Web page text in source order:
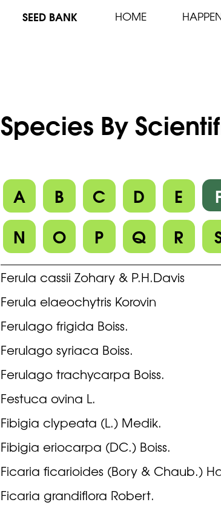
SEED BANK HOME
Species By
A B C D E
N
O P Q R
Ferula cassii Zohary & P.H.Davis
Ferula elaeochytris Korovin
Ferulago frigida Boiss.
Ferulago syriaca Boiss.
Ferulago trachycarpa Boiss.
Festuca ovina L.
Fibigia clypeata (L.) Medik.
Fibigia eriocarpa (DC.) Boiss.
Ficaria ficarioides (Bory & Chaub.)
Ficaria grandiflora Robert.